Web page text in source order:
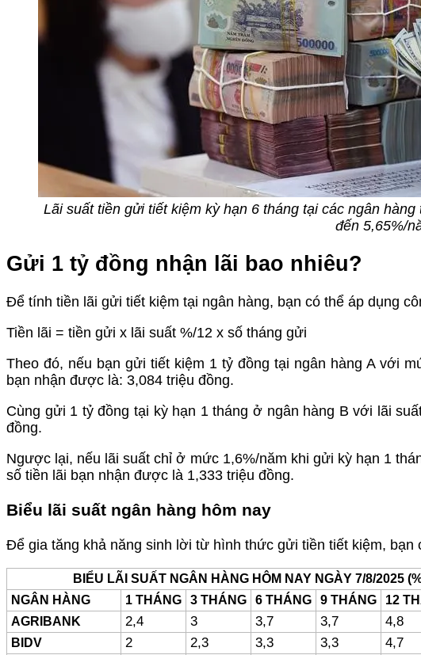
Lãi suất tiền gửi tiết kiệm kỳ hạn 6 tháng tại các ngân
đến 5,65%/
Gửi 1 tỷ đồng nhận lãi bao nhiêu?
Để tính tiền lãi gửi tiết kiệm tại ngân hàng, bạn có thể áp dụng
Tiền lãi = tiền gửi x lãi suất %/12 x số tháng gửi
Theo đó, nếu bạn gửi tiết kiệm 1 tỷ đồng tại ngân hàng A với
bạn nhận được là: 3,084 triệu đồng.
Cùng gửi 1 tỷ đồng tại kỳ hạn 1 tháng ở ngân hàng B với lãi
đồng.
Ngược lại, nếu lãi suất chỉ ở mức 1,6%/năm khi gửi kỳ hạn 1
số tiền lãi bạn nhận được là 1,333 triệu đồng.
Biểu lãi suất ngân hàng hôm nay
Để gia tăng khả năng sinh lời từ hình thức gửi tiền tiết kiệm, bạn
BIỂU LÃI SUẤT NGÂN HÀNG HÔM NAY NGÀY 7/8/2025
NGÂN HÀNG
1 THÁNG 3 THÁNG 6 THÁNG 9 THÁNG 12
AGRIBANK
2,4 3 3,7 3,7 4,8
BIDV 2 2,3 3,3 3,3 4,7